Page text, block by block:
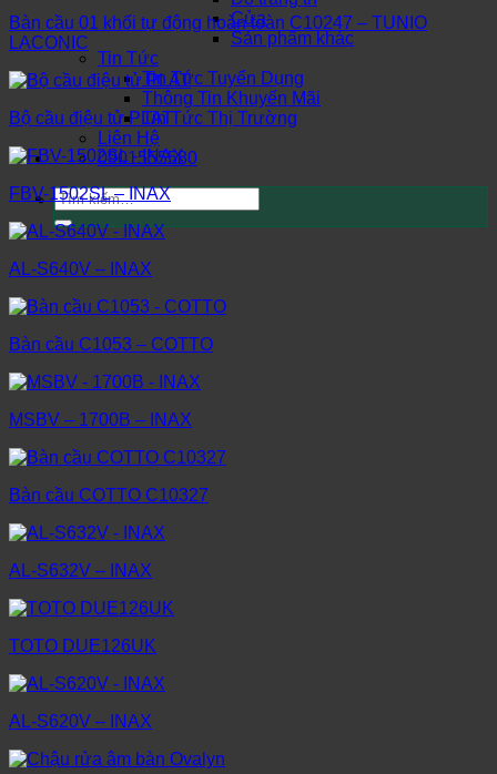
Cửa
Sản phẩm khác
Tin Tức
Tin Tức Tuyển Dụng
Thông Tin Khuyến Mãi
Tin Tức Thị Trường
Liên Hệ
0901555580
Tìm
kiếm:
Bàn cầu 01 khối tự động hoàn toàn C10247 – TUNIO
LACONIC
Bộ cầu điệu tử PLAT
FBV-1502SL – INAX
AL-S640V – INAX
Bàn cầu C1053 – COTTO
MSBV – 1700B – INAX
Bàn cầu COTTO C10327
AL-S632V – INAX
TOTO DUE126UK
AL-S620V – INAX